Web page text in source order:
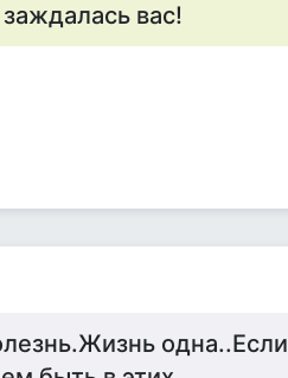
вас!
одна..Если